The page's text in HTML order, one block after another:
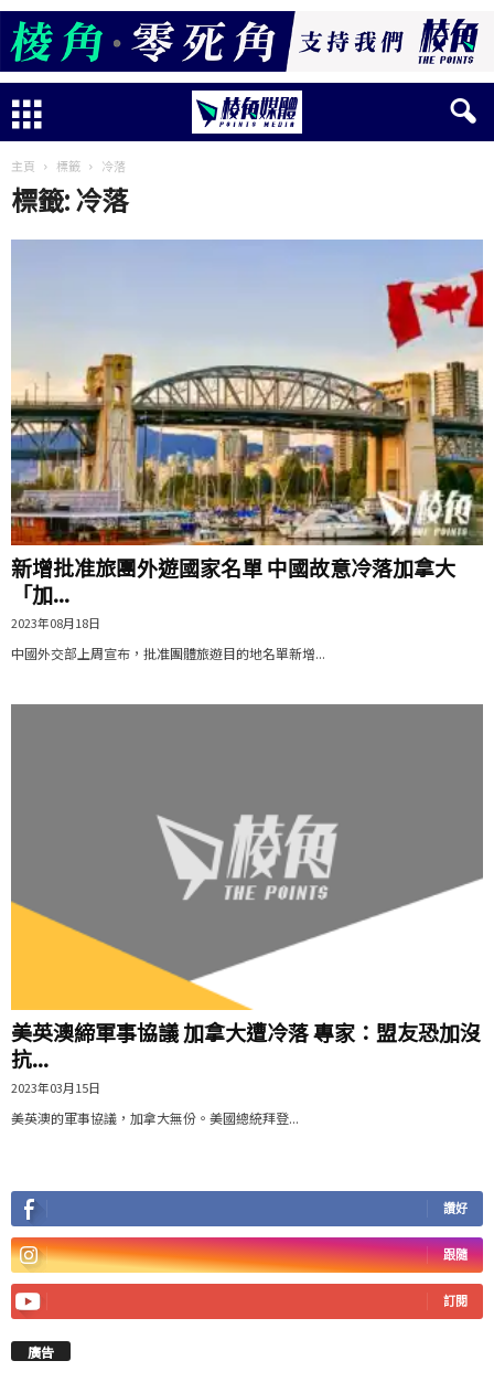
主頁 標籤 冷落
標籤: 冷落
新增批准旅團外遊國家名單 中國故意冷落加拿大
「加...
2023年08月18日
中國外交部上周宣布，批准團體旅遊目的地名單新增...
美英澳締軍事協議 加拿大遭冷落 專家：盟友恐加沒
抗...
2023年03月15日
美英澳的軍事協議，加拿大無份。美國總統拜登...
讚好
跟隨
訂閱
廣告